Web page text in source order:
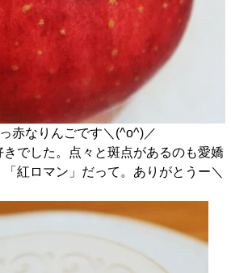
赤なりんごです＼(^o^)／
でした。点々と斑点があるのも愛嬌
紅ロマン」だって。ありがとうー＼